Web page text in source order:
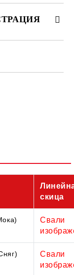
ден.
скица
Свали
Свали